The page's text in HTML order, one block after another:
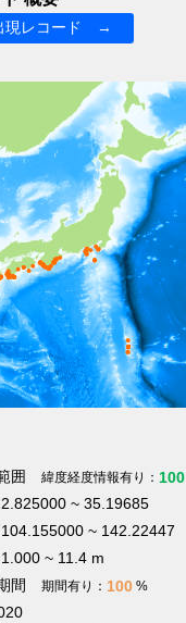
現レコード →
囲 緯度経度情報有り： 100
2.825000 ~ 35.19685
104.155000 ~ 142.22447
1.000 ~ 11.4 m
間
期間有り： 100 %